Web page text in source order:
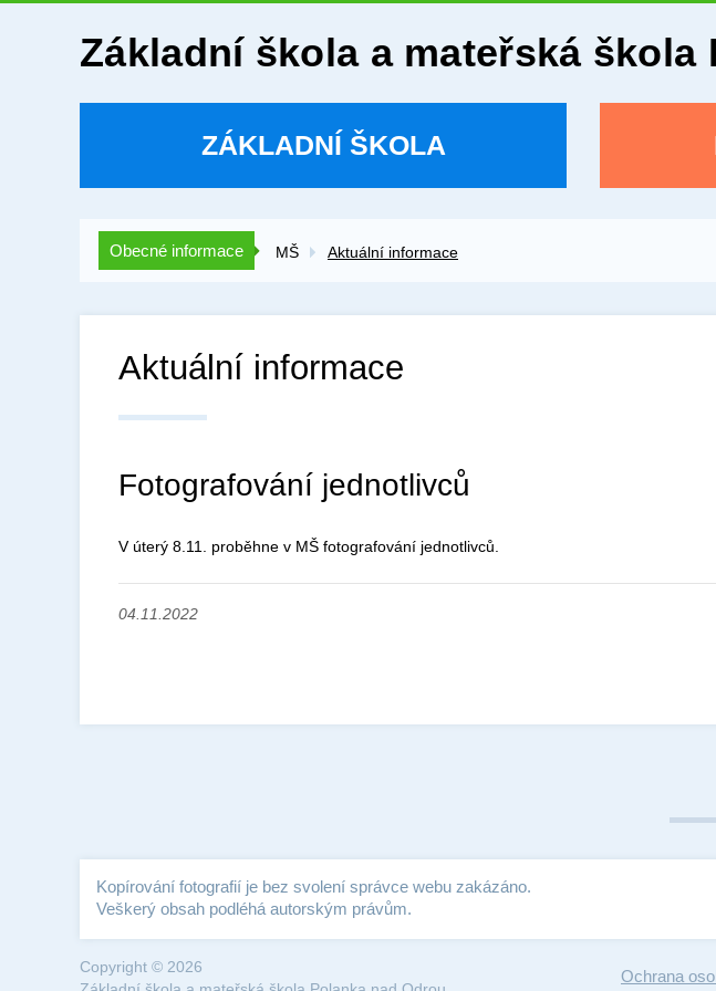
Základní škola a mateřská škola
ZÁKLADNÍ ŠKOLA
Obecné informace MŠ Aktuální informace
Aktuální informace
Fotografování jednotlivců
V úterý 8.11. proběhne v MŠ fotografování jednotlivců.
04.11.2022
Kopírování fotografií je bez svolení správce webu zakázáno.
Veškerý obsah podléhá autorským právům.
Copyright © 2026
Ochrana